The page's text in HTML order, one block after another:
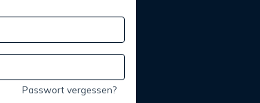
Passwort vergessen?